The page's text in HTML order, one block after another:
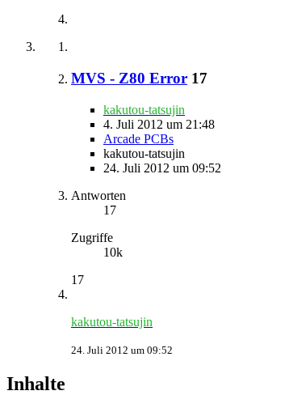
MVS - Z80 Error 17
kakutou-tatsujin
4. Juli 2012 um 21:48
Arcade PCBs
kakutou-tatsujin
24. Juli 2012 um 09:52
Antworten
17
Zugriffe
10k
17
kakutou-tatsujin
24. Juli 2012 um 09:52
Inhalte